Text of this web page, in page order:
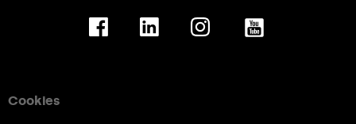
Cookies